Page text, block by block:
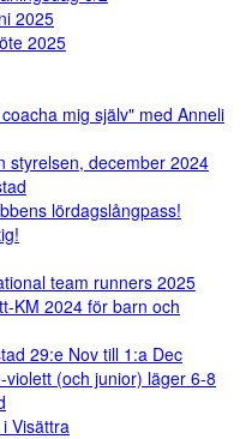
2025
2025
mig själv" med Anneli
styrelsen, december 2024
lördagslångpass!
team runners 2025
KM 2024 för barn och
29:e Nov till 1:a Dec
violett (och junior) läger 6-8
Visättra